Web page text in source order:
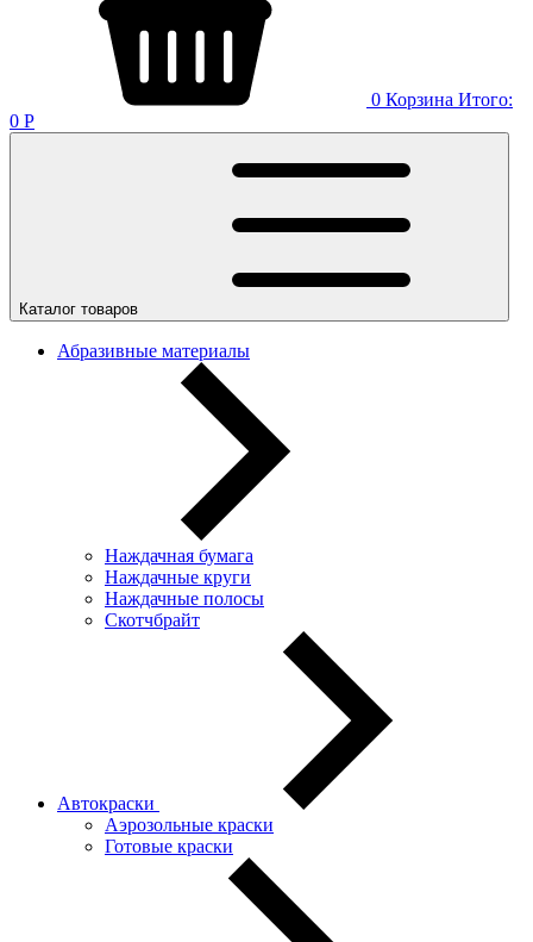
0 Корзина Итого:
0 Р
Каталог товаров
Абразивные материалы
Наждачная бумага
Наждачные круги
Наждачные полосы
Скотчбрайт
Автокраски
Аэрозольные краски
Готовые краски